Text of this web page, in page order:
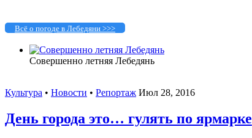
Всё о погоде в Лебедяни >>>
Совершенно летняя Лебедянь
Культура • Новости • Репортаж Июл 28, 2016
День города это… гулять по ярмарке